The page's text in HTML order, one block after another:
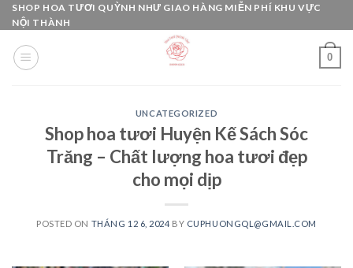
Skip
to
content
SHOP HOA TƯƠI QUỲNH NHƯ GIAO HÀNG MIỄN PHÍ KHU VỰC
NỘI THÀNH
0
UNCATEGORIZED
Shop hoa tươi Huyện Kế Sách Sóc
Trăng – Chất lượng hoa tươi đẹp
cho mọi dịp
POSTED ON THÁNG 12 6, 2024 BY CUPHUONGQL@GMAIL.COM